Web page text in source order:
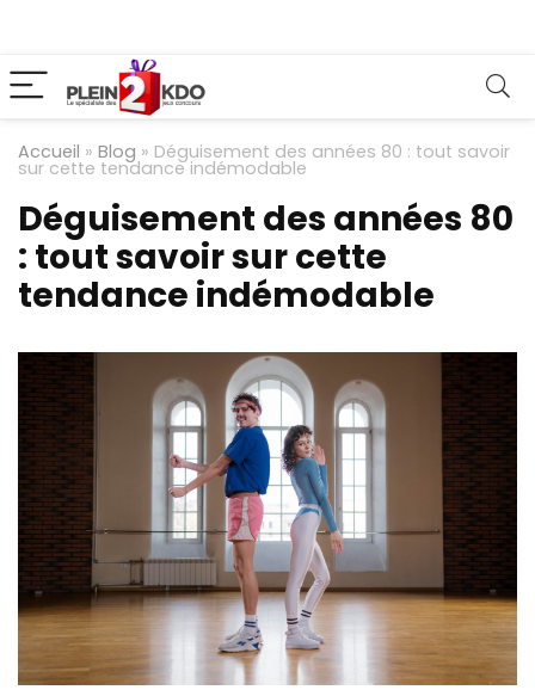
Accueil » Blog » Déguisement des années 80 : tout savoir
sur cette tendance indémodable
Déguisement des années 80
: tout savoir sur cette
tendance indémodable